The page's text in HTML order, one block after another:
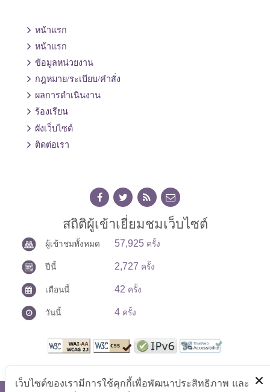
หน้าแรก
หน้าแรก
ข้อมูลหน่วยงาน
กฎหมาย/ระเบียบ/คำสั่ง
ผลการดำเนินงาน
ร้องเรียน
ผังเว็บไซต์
ติดต่อเรา
สถิติผู้เข้าเยี่ยมชมเว็บไซต์
ผู้เข้าชมทั้งหมด 57,925 ครั้ง
ปีนี้ 2,727 ครั้ง
เดือนนี้ 42 ครั้ง
วันนี้ 4 ครั้ง
เว็บไซต์ของเรามีการใช้คุกกี้เพื่อพัฒนาประสิทธิภาพ และ